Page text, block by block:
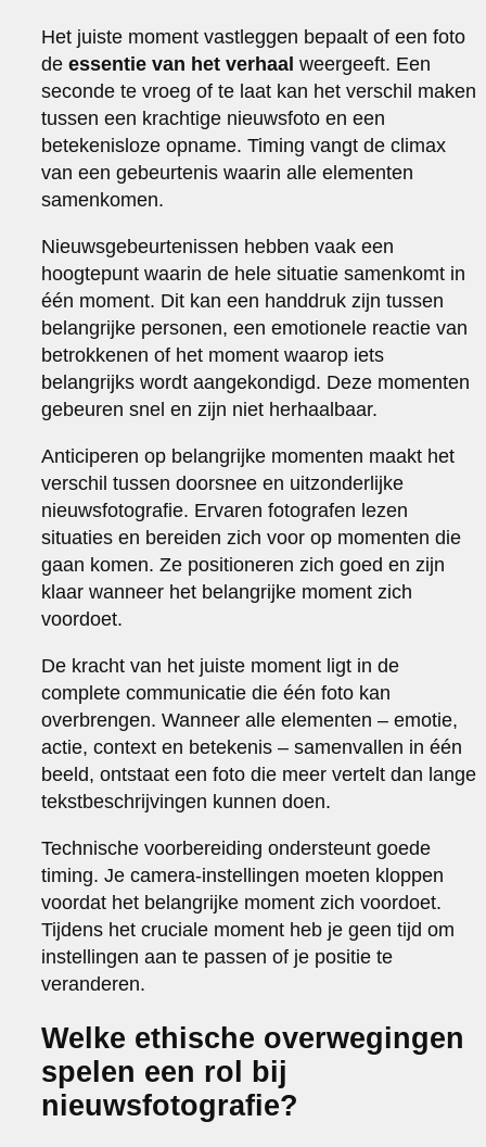
Het juiste moment vastleggen bepaalt of een foto
deessentie van het verhaal weergeeft. Een
seconde te vroeg of te laat kan het verschil maken
tussen een krachtige nieuwsfoto en een
betekenisloze opname. Timing vangt de climax
van een gebeurtenis waarin alle elementen
samenkomen.
Nieuwsgebeurtenissen hebben vaak een
hoogtepunt waarin de hele situatie samenkomt in
één moment. Dit kan een handdruk zijn tussen
belangrijke personen, een emotionele reactie van
betrokkenen of het moment waarop iets
belangrijks wordt aangekondigd. Deze momenten
gebeuren snel en zijn niet herhaalbaar.
Anticiperen op belangrijke momenten maakt het
verschil tussen doorsnee en uitzonderlijke
nieuwsfotografie. Ervaren fotografen lezen
situaties en bereiden zich voor op momenten die
gaan komen. Ze positioneren zich goed en zijn
klaar wanneer het belangrijke moment zich
voordoet.
De kracht van het juiste moment ligt in de
complete communicatie die één foto kan
overbrengen. Wanneer alle elementen – emotie,
actie, context en betekenis – samenvallen in één
beeld, ontstaat een foto die meer vertelt dan lange
tekstbeschrijvingen kunnen doen.
Technische voorbereiding ondersteunt goede
timing. Je camera-instellingen moeten kloppen
voordat het belangrijke moment zich voordoet.
Tijdens het cruciale moment heb je geen tijd om
instellingen aan te passen of je positie te
veranderen.
Welke ethische overwegingen
spelen een rol bij
nieuwsfotografie?